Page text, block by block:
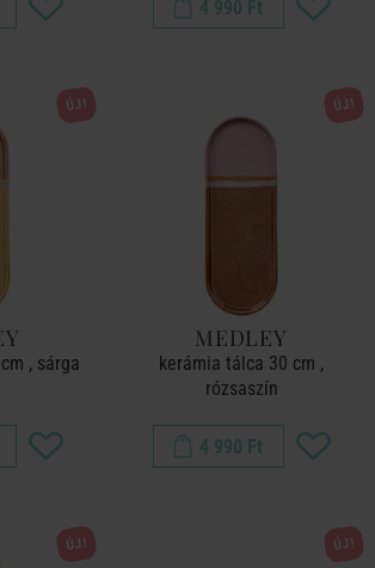
4 990 Ft
ÚJ!
, sárga
ÚJ!
MEDLEY
kerámia tálca 30 cm ,
rózsaszín
4 990 Ft
ÚJ! ÚJ!